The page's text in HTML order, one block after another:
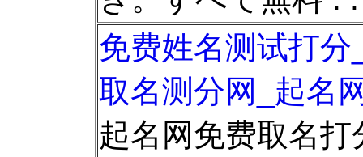
免费姓名测试打
取名测分网_起名
起名网免费取名